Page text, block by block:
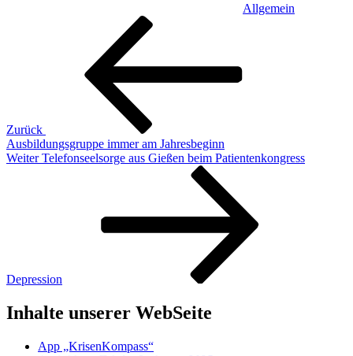
Allgemein
Beitragsnavigation
Zurück
Ausbildungsgruppe immer am Jahresbeginn
Nächster
Weiter Telefonseelsorge aus Gießen beim Patientenkongress
Depression
Inhalte unserer WebSeite
App „KrisenKompass“